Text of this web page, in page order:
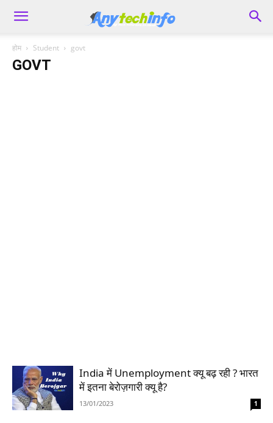
होम Student govt
GOVT
India में Unemployment क्यू बढ़ रही ? भारत
में इतना बेरोज़गारी क्यू है?
13/01/2023 1